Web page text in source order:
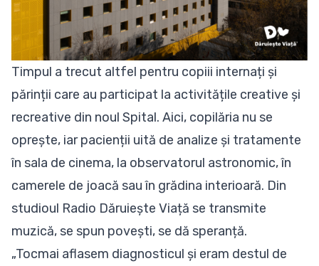
Timpul a trecut altfel pentru copiii internați și
părinții care au participat la activitățile creative și
recreative din noul Spital. Aici, copilăria nu se
oprește, iar pacienții uită de analize și tratamente
în sala de cinema, la observatorul astronomic, în
camerele de joacă sau în grădina interioară. Din
studioul Radio Dăruiește Viață se transmite
muzică, se spun povești, se dă speranță.
„Tocmai aflasem diagnosticul și eram destul de